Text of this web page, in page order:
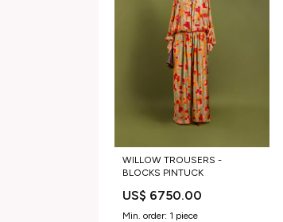
WILLOW TROUSERS -
BLOCKS PINTUCK
US$ 6750.00
Min. order: 1 piece